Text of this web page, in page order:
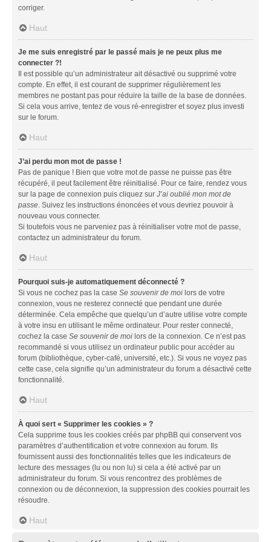
corriger.
Haut
Je me suis enregistré par le passé mais je ne peux plus me
connecter ?!
Il est possible qu’un administrateur ait désactivé ou supprimé votre
compte. En effet, il est courant de supprimer régulièrement les
membres ne postant pas pour réduire la taille de la base de données.
Si cela vous arrive, tentez de vous ré-enregistrer et soyez plus investi
sur le forum.
Haut
J’ai perdu mon mot de passe !
Pas de panique ! Bien que votre mot de passe ne puisse pas être
récupéré, il peut facilement être réinitialisé. Pour ce faire, rendez vous
sur la page de connexion puis cliquez sur J’ai oublié mon mot de
passe. Suivez les instructions énoncées et vous devriez pouvoir à
nouveau vous connecter.
Si toutefois vous ne parveniez pas à réinitialiser votre mot de passe,
contactez un administrateur du forum.
Haut
Pourquoi suis-je automatiquement déconnecté ?
Si vous ne cochez pas la case Se souvenir de moi lors de votre
connexion, vous ne resterez connecté que pendant une durée
déterminée. Cela empêche que quelqu’un d’autre utilise votre compte
à votre insu en utilisant le même ordinateur. Pour rester connecté,
cochez la case Se souvenir de moi lors de la connexion. Ce n’est pas
recommandé si vous utilisez un ordinateur public pour accéder au
forum (bibliothèque, cyber-café, université, etc.). Si vous ne voyez pas
cette case, cela signifie qu’un administrateur du forum a désactivé cette
fonctionnalité.
Haut
À quoi sert « Supprimer les cookies » ?
Cela supprime tous les cookies créés par phpBB qui conservent vos
paramètres d’authentification et votre connexion au forum. Ils
fournissent aussi des fonctionnalités telles que les indicateurs de
lecture des messages (lu ou non lu) si cela a été activé par un
administrateur du forum. Si vous rencontrez des problèmes de
connexion ou de déconnexion, la suppression des cookies pourrait les
résoudre.
Haut